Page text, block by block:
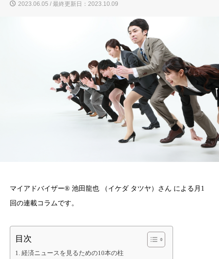
2023.06.05 / 最終更新日：2023.10.09
マイアドバイザー® 池田龍也 （イケダ タツヤ）さん による月1
回の連載コラムです。
目次
経済ニュースを見るための10本の柱